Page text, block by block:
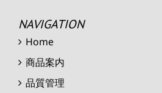
NAVIGATION
Home
商品案内
品質管理